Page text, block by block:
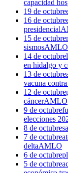
capacidad
19 de octubre
16 de octubre
presidencial
15 de octubre
sismosAMLO
14 de octubre
en hidalgo y
13 de octubre
vacuna
12 de octubre
cáncerAMLO
9 de octubre
elecciones
8 de octubre
7 de octubre
deltaAMLO
6 de octubre
5 de octubre